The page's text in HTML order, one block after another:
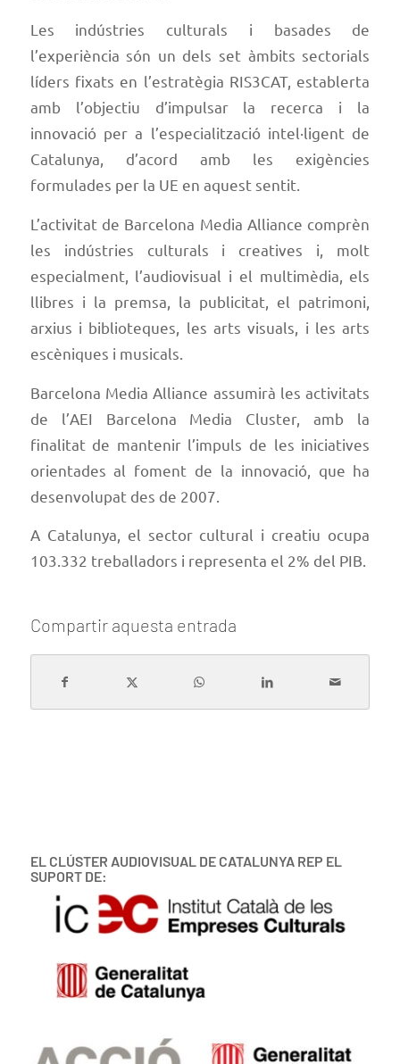
Les indústries culturals i basades de
l’experiència són un dels set àmbits sectorials
líders fixats en l’estratègia RIS3CAT, establerta
amb l’objectiu d’impulsar la recerca i la
innovació per a l’especialització intel·ligent de
Catalunya, d’acord amb les exigències
formulades per la UE en aquest sentit.
L’activitat de Barcelona Media Alliance comprèn
les indústries culturals i creatives i, molt
especialment, l’audiovisual i el multimèdia, els
llibres i la premsa, la publicitat, el patrimoni,
arxius i biblioteques, les arts visuals, i les arts
escèniques i musicals.
Barcelona Media Alliance assumirà les activitats
de l’AEI Barcelona Media Cluster, amb la
finalitat de mantenir l’impuls de les iniciatives
orientades al foment de la innovació, que ha
desenvolupat des de 2007.
A Catalunya, el sector cultural i creatiu ocupa
103.332 treballadors i representa el 2% del PIB.
Compartir aquesta entrada
EL CLÚSTER AUDIOVISUAL DE CATALUNYA REP EL
SUPORT DE: